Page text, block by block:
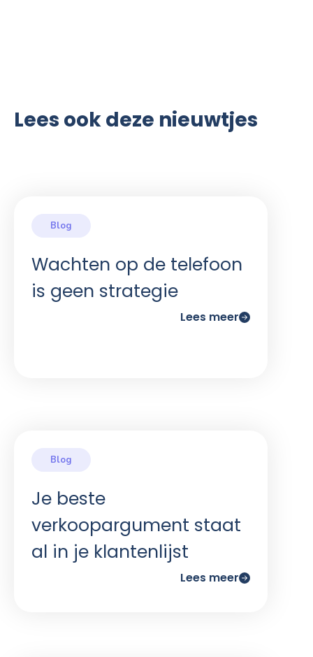
Lees ook deze nieuwtjes
Wachten op de telefoon
is geen strategie
Lees meer
Je beste
verkoopargument staat
al in je klantenlijst
Lees meer